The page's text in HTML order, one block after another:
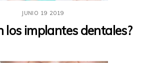
JUNIO 19 2019
los implantes dentales?